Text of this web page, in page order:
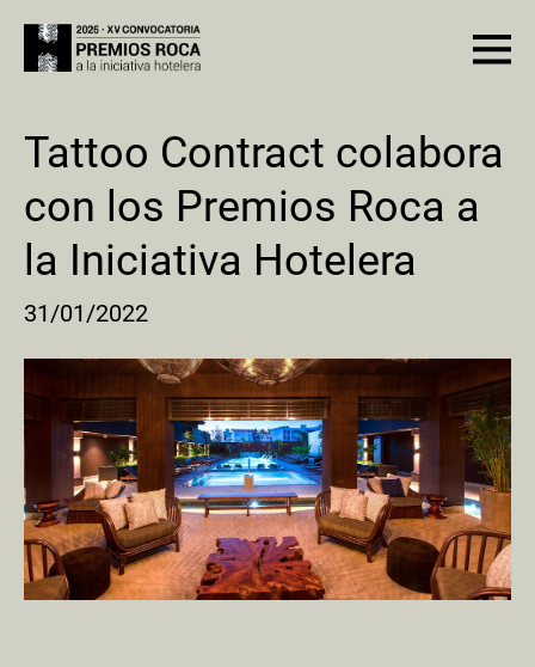
Tattoo Contract colabora
con los Premios Roca a
la Iniciativa Hotelera
31/01/2022